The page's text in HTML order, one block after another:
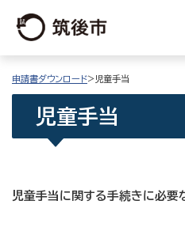
申請書ダウンロード>児童手当
児童手当
児童手当に関する手続きに必要